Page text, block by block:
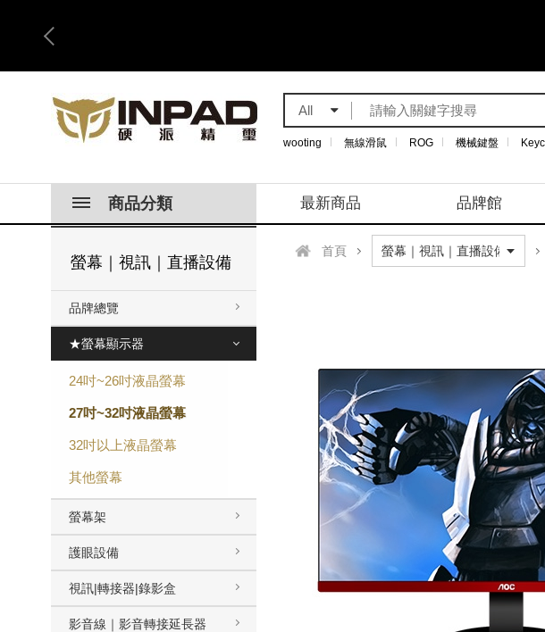
All
wooting 無線滑鼠 ROG 機械鍵盤
商品分類 最新商品 品牌館
螢幕｜視訊｜直播設備
品牌總覽
★螢幕顯示器
24吋~26吋液晶螢幕
27吋~32吋液晶螢幕
32吋以上液晶螢幕
其他螢幕
螢幕架
護眼設備
視訊|轉接器|錄影盒
影音線｜影音轉接延長器
首頁